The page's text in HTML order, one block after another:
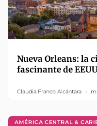
Nueva Orleans: la
fascinante de
Claudia Franco Alcántara
AMÉRICA CENTRAL &